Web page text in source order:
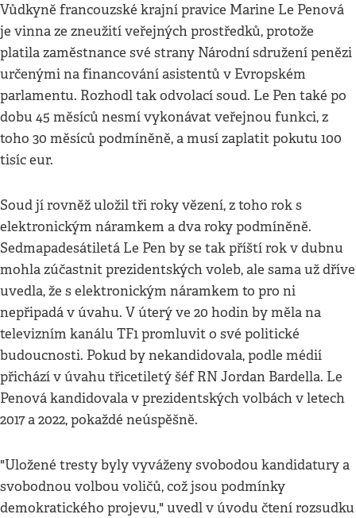
Vůdkyně francouzské krajní pravice Marine Le Penová
je vinna ze zneužití veřejných prostředků, protože
platila zaměstnance své strany Národní sdružení penězi
určenými na financování asistentů v Evropském
parlamentu. Rozhodl tak odvolací soud. Le Pen také po
dobu 45 měsíců nesmí vykonávat veřejnou funkci, z
toho 30 měsíců podmíněně, a musí zaplatit pokutu 100
tisíc eur.
Soud jí rovněž uložil tři roky vězení, z toho rok s
elektronickým náramkem a dva roky podmíněně.
Sedmapadesátiletá Le Pen by se tak příští rok v dubnu
mohla zúčastnit prezidentských voleb, ale sama už dříve
uvedla, že s elektronickým náramkem to pro ni
nepřipadá v úvahu. V úterý ve 20 hodin by měla na
televizním kanálu TF1 promluvit o své politické
budoucnosti. Pokud by nekandidovala, podle médií
přichází v úvahu třicetiletý šéf RN Jordan Bardella. Le
Penová kandidovala v prezidentských volbách v letech
2017 a 2022, pokaždé neúspěšně.
"Uložené tresty byly vyváženy svobodou kandidatury a
svobodnou volbou voličů, což jsou podmínky
demokratického projevu," uvedl v úvodu čtení rozsudku